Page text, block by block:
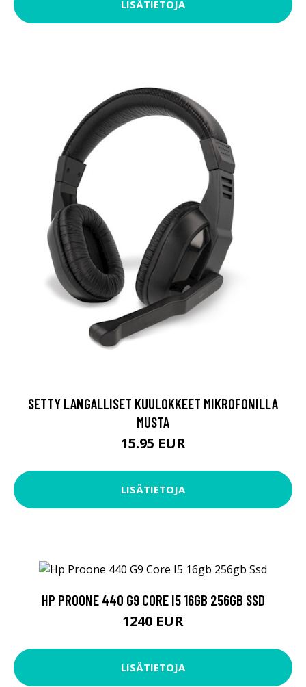
LISÄTIETOJA
SETTY LANGALLISET KUULOKKEET MIKROFONILLA
MUSTA
15.95 EUR
LISÄTIETOJA
HP PROONE 440 G9 CORE I5 16GB 256GB SSD
1240 EUR
LISÄTIETOJA